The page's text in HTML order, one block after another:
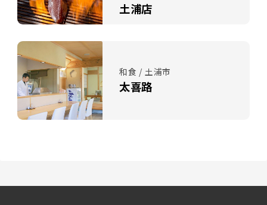
土浦店
和食 / 土浦市
太喜路